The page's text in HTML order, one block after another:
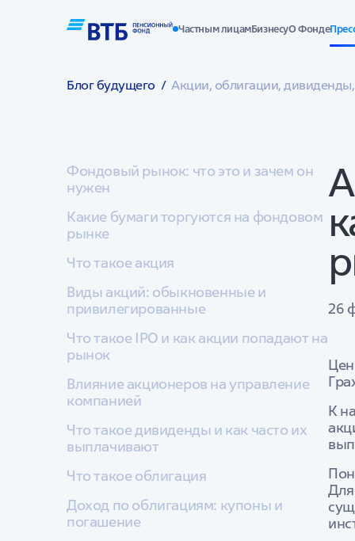
Частным лицамБизнесуО Фонде
Блог будущего / Акции, облигации,
Фондовый рынок: что это и зачем он
нужен
Какие бумаги торгуются на фондовом
рынке
Что такое акция
Виды акций: обыкновенные и
привилегированные
Что такое IPO и как акции попадают на
рынок
Влияние акционеров на управление
компанией
Что такое дивиденды и как часто их
выплачивают
Что такое облигация
Доход по облигациям: купоны и
погашение
26
К
Для